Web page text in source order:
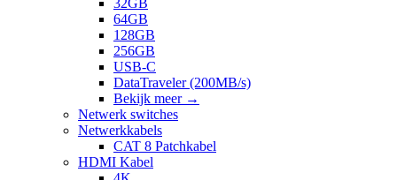
32GB
64GB
128GB
256GB
USB-C
DataTraveler (200MB/s)
Bekijk meer →
Netwerk switches
Netwerkkabels
CAT 8 Patchkabel
HDMI Kabel